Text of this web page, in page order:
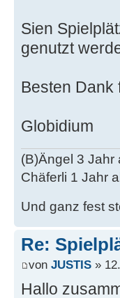
Sien
genutzt
Besten Dank
Globidium
(B)Ängel 3 Jahr
Chäferli 1 Jahr
Und ganz fest
Re:
von JUSTIS »
Hallo